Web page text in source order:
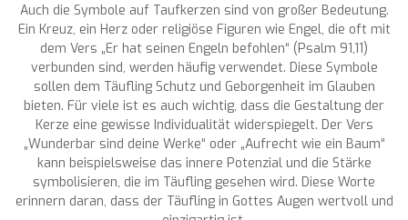
Auch die Symbole auf Taufkerzen sind von großer Bedeutung.
Ein Kreuz, ein Herz oder religiöse Figuren wie Engel, die oft mit
dem Vers „Er hat seinen Engeln befohlen“ (Psalm 91,11)
verbunden sind, werden häufig verwendet. Diese Symbole
sollen dem Täufling Schutz und Geborgenheit im Glauben
bieten. Für viele ist es auch wichtig, dass die Gestaltung der
Kerze eine gewisse Individualität widerspiegelt. Der Vers
„Wunderbar sind deine Werke“ oder „Aufrecht wie ein Baum“
kann beispielsweise das innere Potenzial und die Stärke
symbolisieren, die im Täufling gesehen wird. Diese Worte
erinnern daran, dass der Täufling in Gottes Augen wertvoll und